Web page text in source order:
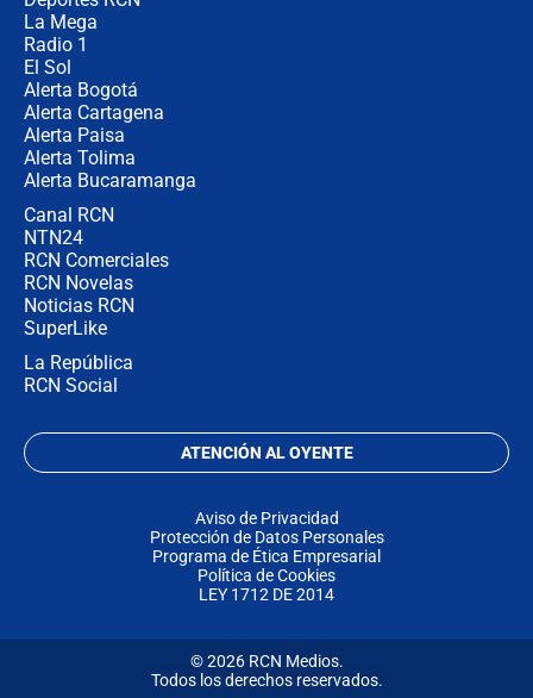
La Mega
Radio 1
El Sol
Alerta Bogotá
Alerta Cartagena
Alerta Paisa
Alerta Tolima
Alerta Bucaramanga
Canal RCN
NTN24
RCN Comerciales
RCN Novelas
Noticias RCN
SuperLike
La República
RCN Social
ATENCIÓN AL OYENTE
Aviso de Privacidad
Protección de Datos Personales
Programa de Ética Empresarial
Política de Cookies
LEY 1712 DE 2014
© 2026 RCN Medios.
Todos los derechos reservados.